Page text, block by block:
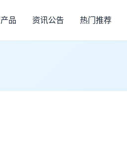
品 资讯公告 热门推荐